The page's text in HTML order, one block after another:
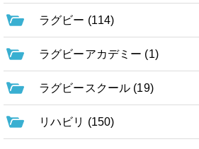
ラグビー (114)
ラグビーアカデミー (1)
ラグビースクール (19)
リハビリ (150)